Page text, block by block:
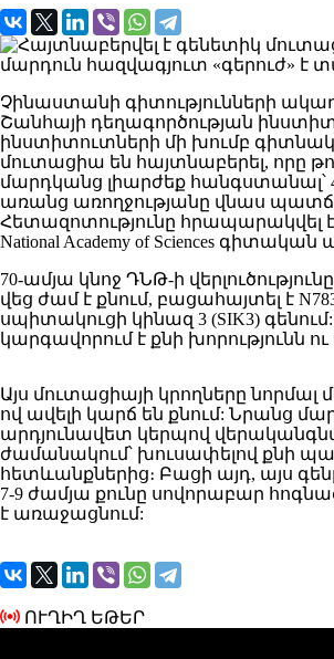
Չինաստանի գիտությունների
Շանհայի դեղագործության
ինստիտուտների մի խումբ
մուտացիա են հայտնաբերել, որը
մարդկանց լիարժեք հանգստանալ՝
առանց առողջությանը վնաս
Հետազոտությունը հրապարակվել է
National Academy of Sciences
70-ամյա կնոջ ԴՆԹ-ի
վեց ժամ է քնում, բացահայտել է
սպիտակուցի կինազ 3 (SIK3) գենում:
կարգավորում է քնի խորությունն ու
Այս մուտացիայի կրողները նորմալ
ով ավելի կարճ են քնում: Նրանց
արդյունավետ կերպով
ժամանակում՝ խուսափելով քնի
հետևանքներից։ Բացի այդ, այս
7-9 ժամյա քունը սովորաբար
է առաջացնում:
ՈՒՂԻՂ ԵԹԵՐ